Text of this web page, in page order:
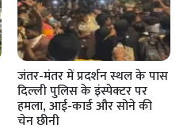
जंतर-मंतर में प्रदर्शन स्थल के पास
दिल्ली पुलिस के इंस्पेक्टर पर
हमला, आई-कार्ड और सोने की
चेन छीनी